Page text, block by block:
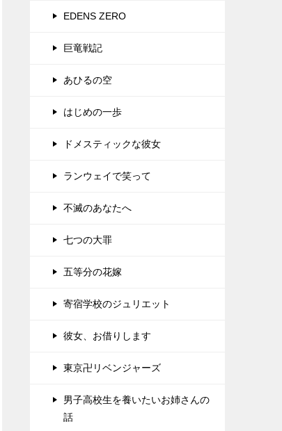
EDENS ZERO
巨竜戦記
あひるの空
はじめの一歩
ドメスティックな彼女
ランウェイで笑って
不滅のあなたへ
七つの大罪
五等分の花嫁
寄宿学校のジュリエット
彼女、お借りします
東京卍リベンジャーズ
男子高校生を養いたいお姉さんの
話